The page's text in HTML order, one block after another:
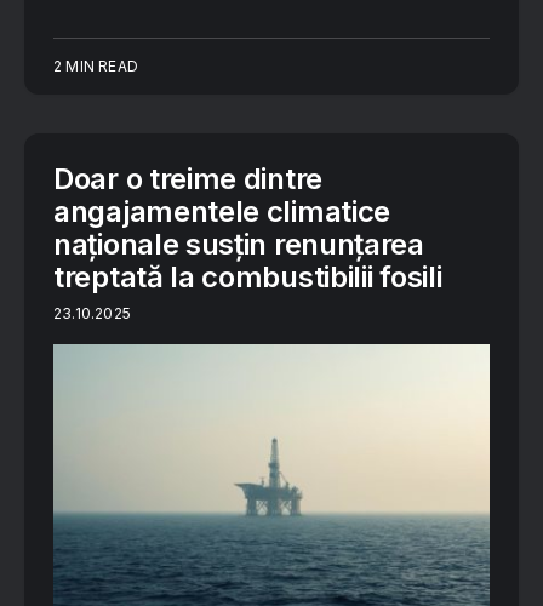
2 MIN READ
Doar o treime dintre
angajamentele climatice
naționale susțin renunțarea
treptată la combustibilii fosili
23.10.2025